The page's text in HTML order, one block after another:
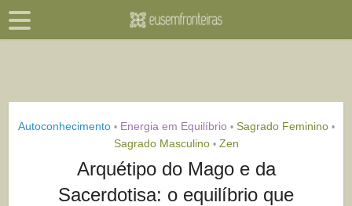
Autoconhecimento • Energia em Equilíbrio • Sagrado Feminino •
Sagrado Masculino • Zen
Arquétipo do Mago e da
Sacerdotisa: o equilíbrio que